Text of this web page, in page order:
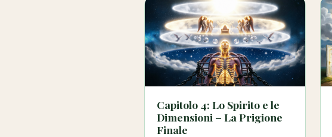
Capitolo 4: Lo Spirito e le
Dimensioni – La Prigione
Finale